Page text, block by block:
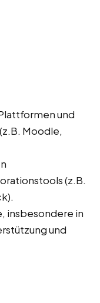
und
Moodle,
(z.B.
insbesondere in
und